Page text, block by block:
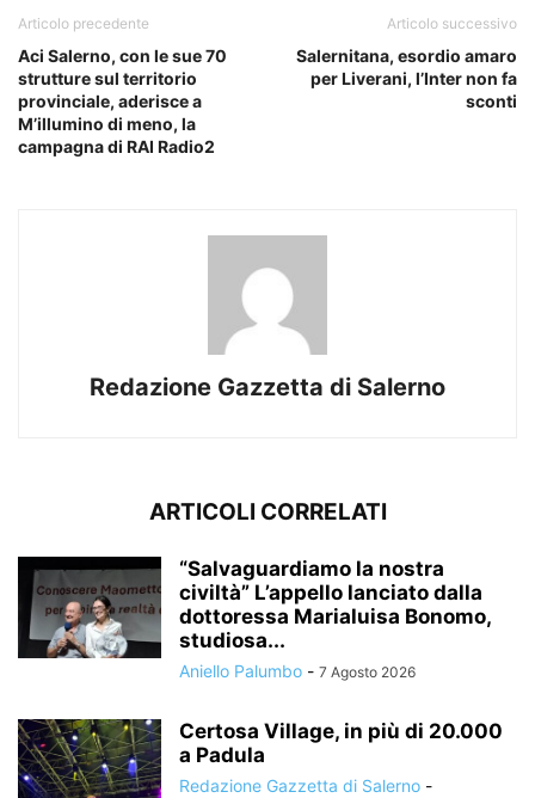
Articolo precedente
Aci Salerno, con le sue 70
strutture sul territorio
provinciale, aderisce a
M’illumino di meno, la
campagna di RAI Radio2
Articolo successivo
Salernitana, esordio amaro
per Liverani, l’Inter non fa
sconti
Redazione Gazzetta di Salerno
ARTICOLI CORRELATI
“Salvaguardiamo la nostra
civiltà” L’appello lanciato dalla
dottoressa Marialuisa Bonomo,
studiosa...
Aniello Palumbo - 7 Agosto 2026
Certosa Village, in più di 20.000
a Padula
Redazione Gazzetta di Salerno -